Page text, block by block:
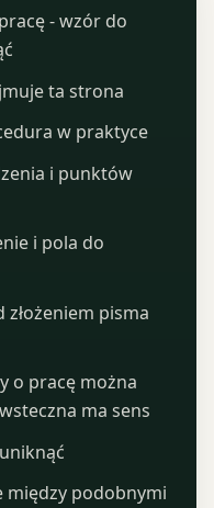
- wzór do
ta strona
w praktyce
i punktów
i pola do
pisma
o pracę można
ma sens
między podobnymi